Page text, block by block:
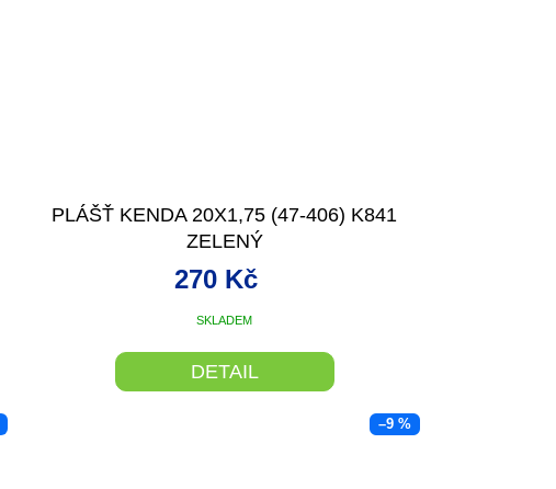
PLÁŠŤ KENDA 20X1,75 (47-406) K841
ZELENÝ
SKLADEM
270 Kč
DETAIL
–9 %